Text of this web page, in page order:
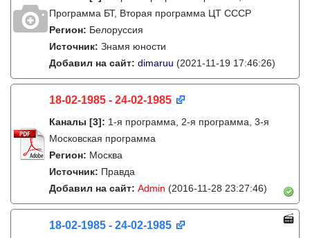
Программа БТ, Вторая программа ЦТ СССР
Регион: Белоруссия
Источник: Знамя юности
Добавил на сайт: dimaruu (2021-11-19 17:46:26)
18-02-1985 - 24-02-1985
Каналы [3]: 1-я программа, 2-я программа, 3-я
Московская программа
Регион: Москва
Источник: Правда
Добавил на сайт: Admin (2016-11-28 23:27:46)
18-02-1985 - 24-02-1985